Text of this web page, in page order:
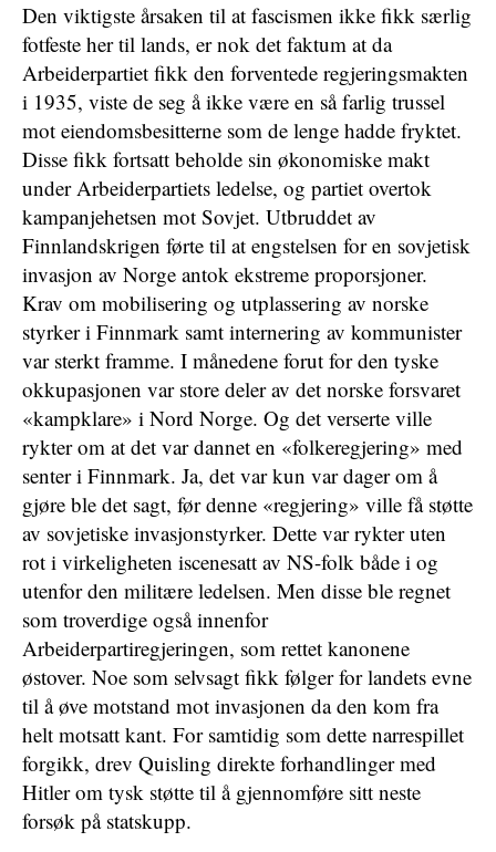
Den viktigste årsaken til at fascismen ikke fikk særlig
fotfeste her til lands, er nok det faktum at da
Arbeiderpartiet fikk den forventede regjeringsmakten
i 1935, viste de seg å ikke være en så farlig trussel
mot eiendomsbesitterne som de lenge hadde fryktet.
Disse fikk fortsatt beholde sin økonomiske makt
under Arbeiderpartiets ledelse, og partiet overtok
kampanjehetsen mot Sovjet. Utbruddet av
Finnlandskrigen førte til at engstelsen for en sovjetisk
invasjon av Norge antok ekstreme proporsjoner.
Krav om mobilisering og utplassering av norske
styrker i Finnmark samt internering av kommunister
var sterkt framme. I månedene forut for den tyske
okkupasjonen var store deler av det norske forsvaret
«kampklare» i Nord Norge. Og det verserte ville
rykter om at det var dannet en «folkeregjering» med
senter i Finnmark. Ja, det var kun var dager om å
gjøre ble det sagt, før denne «regjering» ville få støtte
av sovjetiske invasjonstyrker. Dette var rykter uten
rot i virkeligheten iscenesatt av NS-folk både i og
utenfor den militære ledelsen. Men disse ble regnet
som troverdige også innenfor
Arbeiderpartiregjeringen, som rettet kanonene
østover. Noe som selvsagt fikk følger for landets evne
til å øve motstand mot invasjonen da den kom fra
helt motsatt kant. For samtidig som dette narrespillet
forgikk, drev Quisling direkte forhandlinger med
Hitler om tysk støtte til å gjennomføre sitt neste
forsøk på statskupp.